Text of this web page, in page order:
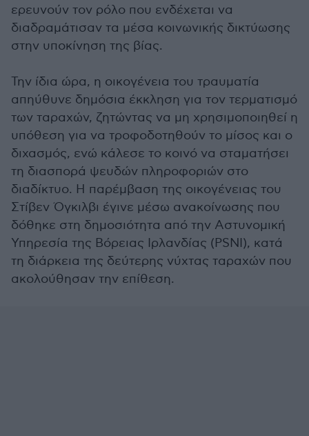
ερευνούν τον ρόλο που ενδέχεται να
διαδραμάτισαν τα μέσα κοινωνικής δικτύωσης
στην υποκίνηση της βίας.
Την ίδια ώρα, η οικογένεια του τραυματία
απηύθυνε δημόσια έκκληση για τον τερματισμό
των ταραχών, ζητώντας να μη χρησιμοποιηθεί η
υπόθεση για να τροφοδοτηθούν το μίσος και ο
διχασμός, ενώ κάλεσε το κοινό να σταματήσει
τη διασπορά ψευδών πληροφοριών στο
διαδίκτυο. Η παρέμβαση της οικογένειας του
Στίβεν Όγκιλβι έγινε μέσω ανακοίνωσης που
δόθηκε στη δημοσιότητα από την Αστυνομική
Υπηρεσία της Βόρειας Ιρλανδίας (PSNI), κατά
τη διάρκεια της δεύτερης νύχτας ταραχών που
ακολούθησαν την επίθεση.